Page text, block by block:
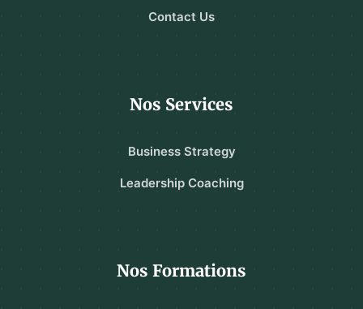
Contact Us
Nos Services
Business Strategy
Leadership Coaching
Nos Formations